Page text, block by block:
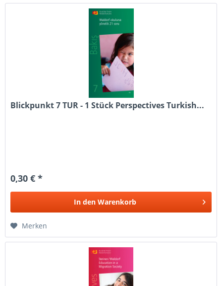
Blickpunkt 7 TUR - 1 Stück Perspectives Turkish...
0,30 € *
In den Warenkorb
Merken